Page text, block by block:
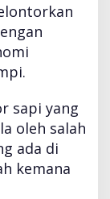
sapi yang
oleh salah
ada di
kemana